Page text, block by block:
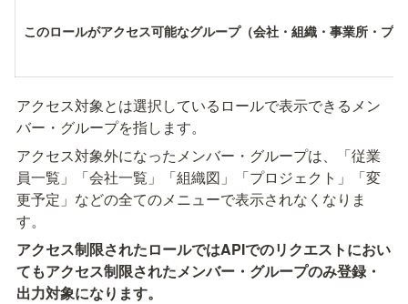
このロールがアクセス可能なグループ（会社・組織・事業所・プ
アクセス対象とは選択しているロールで表示できるメン
バー・グループを指します。
アクセス対象外になったメンバー・グループは、「従業
員一覧」「会社一覧」「組織図」「プロジェクト」「変
更予定」などの全てのメニューで表示されなくなりま
す。
アクセス制限されたロールではAPIでのリクエストにおい
てもアクセス制限されたメンバー・グループのみ登録・
出力対象になります。